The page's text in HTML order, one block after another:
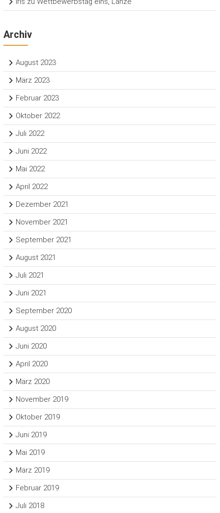
Archiv
August 2023
März 2023
Februar 2023
Oktober 2022
Juli 2022
Juni 2022
Mai 2022
April 2022
Dezember 2021
November 2021
September 2021
August 2021
Juli 2021
Juni 2021
September 2020
August 2020
Juni 2020
April 2020
März 2020
November 2019
Oktober 2019
Juni 2019
Mai 2019
März 2019
Februar 2019
Juli 2018